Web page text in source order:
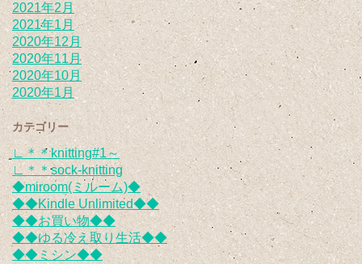
2021年2月
2021年1月
2020年12月
2020年11月
2020年10月
2020年1月
カテゴリー
∟＊＊knitting#1～
∟＊＊sock-knitting
◆miroom(ミルーム)◆
◆◆Kindle Unlimited◆◆
◆◆お買い物◆◆
◆◆ゆる冷え取り生活◆◆
◆◆ミシン◆◆